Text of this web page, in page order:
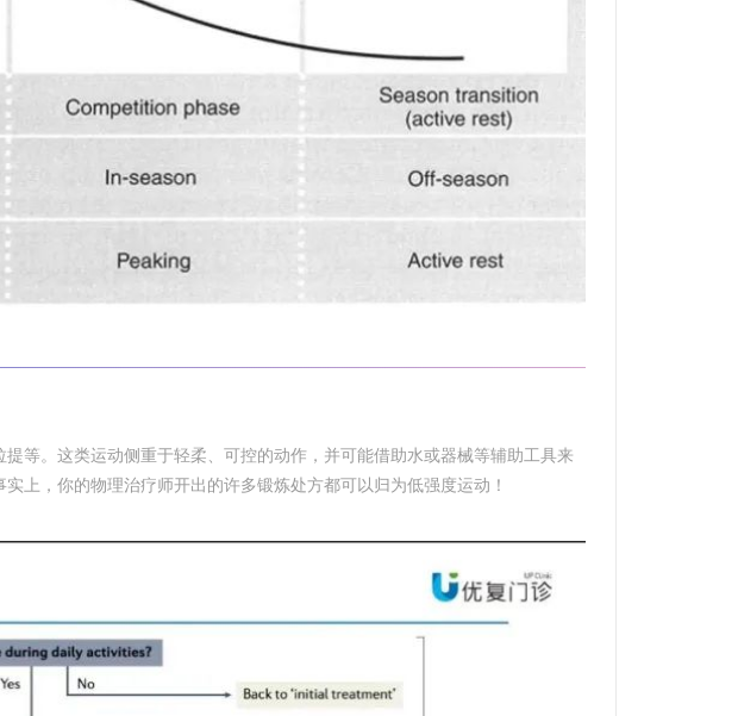
。这类运动侧重于轻柔、可控的动作，并可能借助水或器械等辅助工具来
上，你的物理治疗师开出的许多锻炼处方都可以归为低强度运动！